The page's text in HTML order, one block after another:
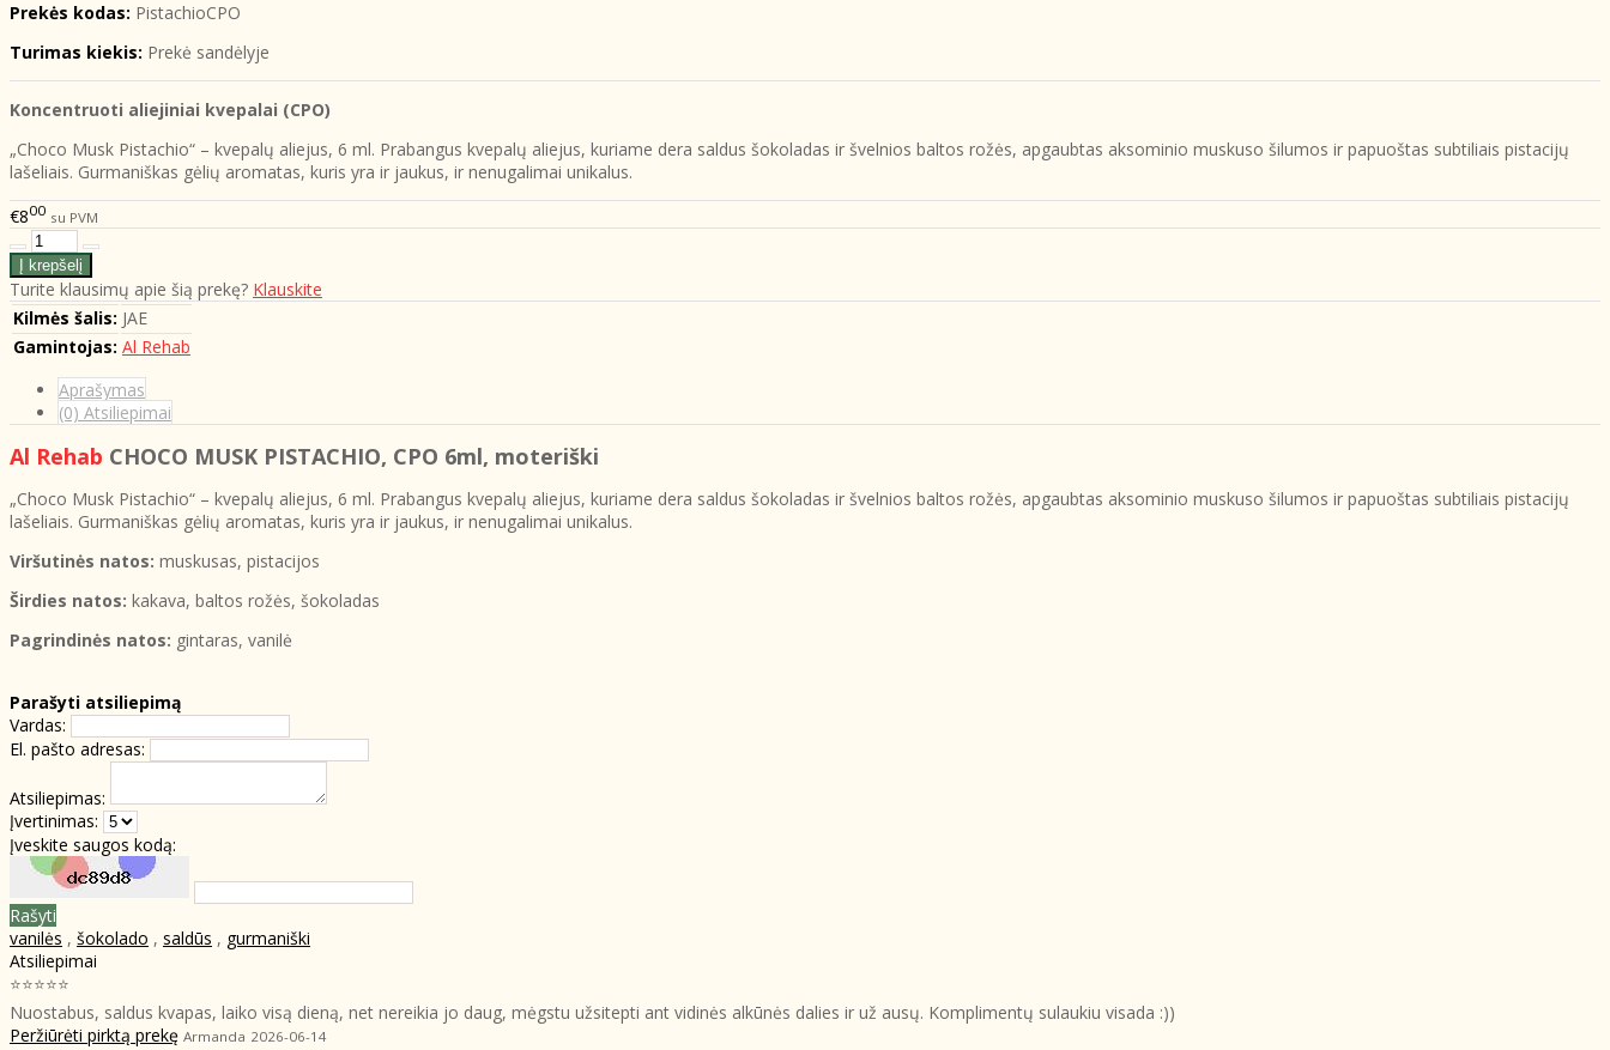
Prekės kodas: PistachioCPO
Turimas kiekis: Prekė sandėlyje
Koncentruoti aliejiniai kvepalai (CPO)
„Choco Musk Pistachio“ – kvepalų aliejus, 6 ml. Prabangus kvepalų aliejus, kuriame dera saldus šokoladas ir švelnios baltos rožės, apgaubtas aksominio muskuso šilumos ir papuoštas subtiliais pistacijų
lašeliais. Gurmaniškas gėlių aromatas, kuris yra ir jaukus, ir nenugalimai unikalus.
€800 su PVM
Turite klausimų apie šią prekę? Klauskite
Kilmės šalis: JAE
Gamintojas: Al Rehab
Aprašymas
(0) Atsiliepimai
Al Rehab CHOCO MUSK PISTACHIO, CPO 6ml, moteriški
„Choco Musk Pistachio“ – kvepalų aliejus, 6 ml. Prabangus kvepalų aliejus, kuriame dera saldus šokoladas ir švelnios baltos rožės, apgaubtas aksominio muskuso šilumos ir papuoštas subtiliais pistacijų
lašeliais. Gurmaniškas gėlių aromatas, kuris yra ir jaukus, ir nenugalimai unikalus.
Viršutinės natos: muskusas, pistacijos
Širdies natos: kakava, baltos rožės, šokoladas
Pagrindinės natos: gintaras, vanilė
Parašyti atsiliepimą
Vardas:
El. pašto adresas:
Atsiliepimas:
Įvertinimas:
Įveskite saugos kodą:
Rašyti
vanilės , šokolado , saldūs , gurmaniški
Atsiliepimai
⭐⭐⭐⭐⭐
Nuostabus, saldus kvapas, laiko visą dieną, net nereikia jo daug, mėgstu užsitepti ant vidinės alkūnės dalies ir už ausų. Komplimentų sulaukiu visada :))
Peržiūrėti pirktą prekę Armanda 2026-06-14